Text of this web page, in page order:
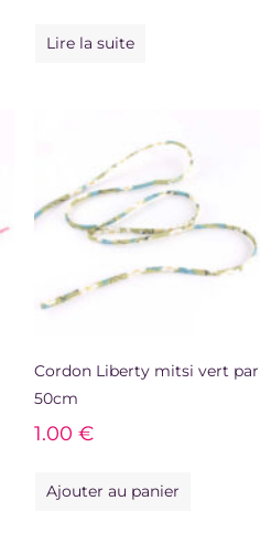
Lire la suite
Cordon Liberty mitsi vert par
50cm
1.00 €
Ajouter au panier